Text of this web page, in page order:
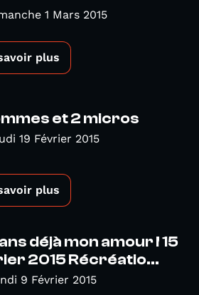
1 Mars 2015
plus
et 2 micros
19 Février 2015
plus
déjà mon amour ! 15
2015 Récréatio...
9 Février 2015